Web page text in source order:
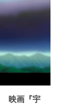
映画『宇